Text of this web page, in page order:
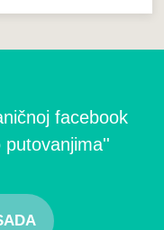
facebook